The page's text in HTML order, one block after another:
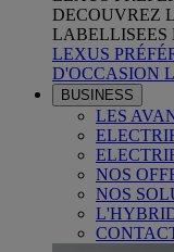
DECOUVREZ
LABELLISEES
LEXUS
D'OCCASION
BUSINESS
LES
NOS
NOS